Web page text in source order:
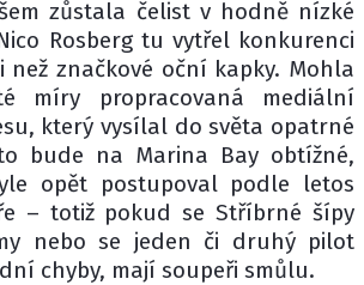
zůstala čelist v hodně nízké
Rosberg tu vytřel konkurenci
než značkové oční kapky. Mohla
míry propracovaná mediální
který vysílal do světa opatrné
bude na Marina Bay obtížné,
opět postupoval podle letos
– totiž pokud se Stříbrné šípy
nebo se jeden či druhý pilot
chyby, mají soupeři smůlu.